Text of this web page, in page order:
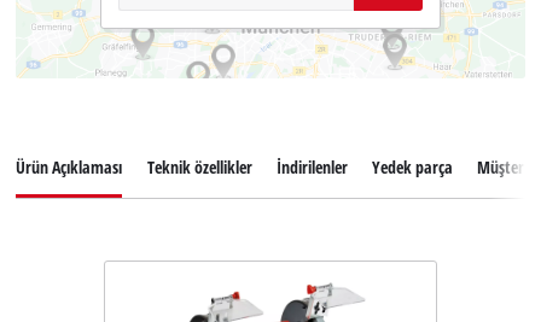
Ürün Açıklaması Teknik özellikler İndirilenler Yedek parça Müşteri